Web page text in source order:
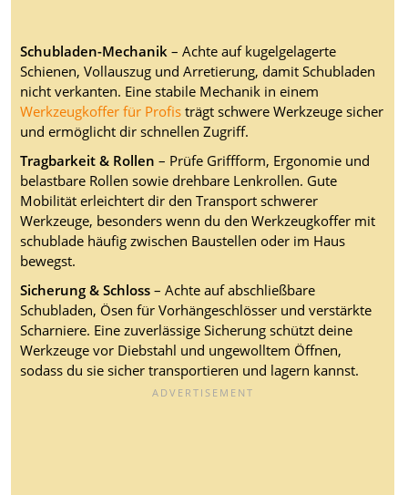
Schubladen-Mechanik– Achte auf kugelgelagerte
Schienen, Vollauszug und Arretierung, damit Schubladen
nicht verkanten. Eine stabile Mechanik in einem
Werkzeugkoffer für Profisträgt schwere Werkzeuge sicher
und ermöglicht dir schnellen Zugriff.
Tragbarkeit & Rollen – Prüfe Griffform, Ergonomie und
belastbare Rollen sowie drehbare Lenkrollen. Gute
Mobilität erleichtert dir den Transport schwerer
Werkzeuge, besonders wenn du den Werkzeugkoffer mit
schublade häufig zwischen Baustellen oder im Haus
bewegst.
Sicherung & Schloss– Achte auf abschließbare
Schubladen, Ösen für Vorhängeschlösser und verstärkte
Scharniere. Eine zuverlässige Sicherung schützt deine
Werkzeuge vor Diebstahl und ungewolltem Öffnen,
sodass du sie sicher transportieren und lagern kannst.